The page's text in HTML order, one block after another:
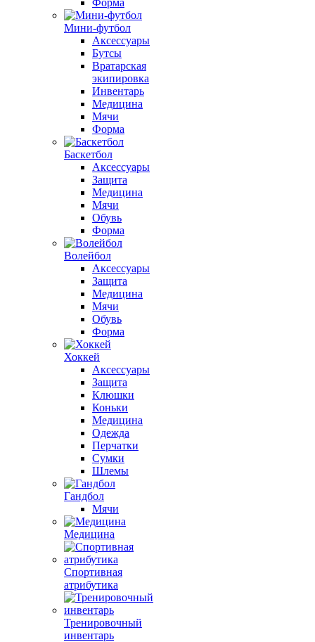
Форма
Мини-футбол
Аксессуары
Бутсы
Вратарская
экипировка
Инвентарь
Медицина
Мячи
Форма
Баскетбол
Аксессуары
Защита
Медицина
Мячи
Обувь
Форма
Волейбол
Аксессуары
Защита
Медицина
Мячи
Обувь
Форма
Хоккей
Аксессуары
Защита
Клюшки
Коньки
Медицина
Одежда
Перчатки
Сумки
Шлемы
Гандбол
Мячи
Медицина
Спортивная
атрибутика
Тренировочный
инвентарь